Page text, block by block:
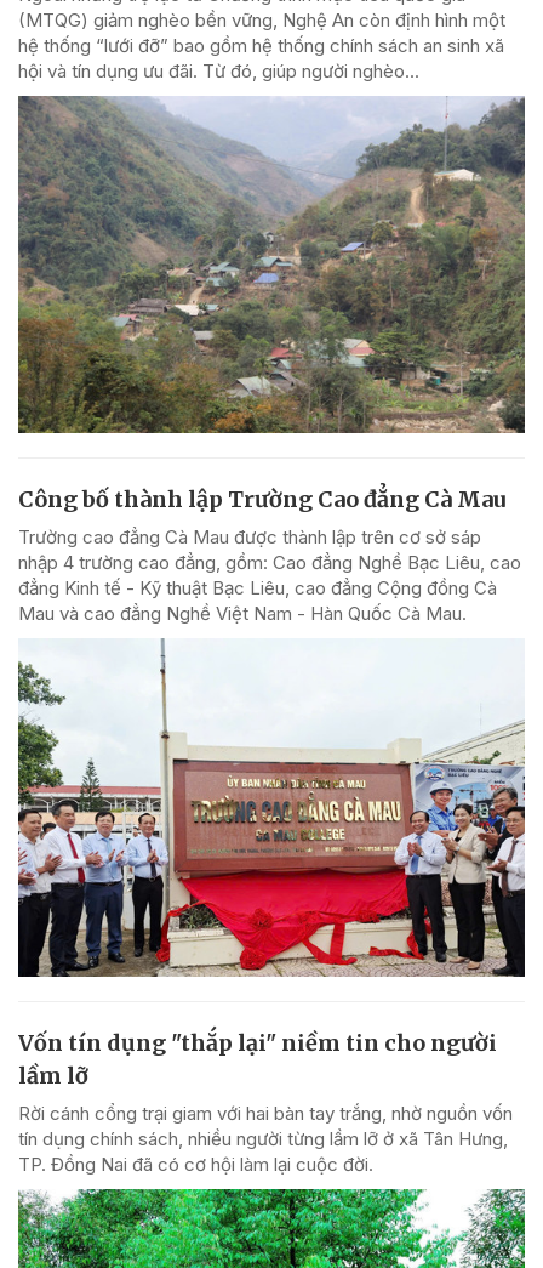
(MTQG) giảm nghèo bền vững, Nghệ An còn định hình một
hệ thống “lưới đỡ” bao gồm hệ thống chính sách an sinh xã
hội và tín dụng ưu đãi. Từ đó, giúp người nghèo...
Công bố thành lập Trường Cao đẳng Cà Mau
Trường cao đẳng Cà Mau được thành lập trên cơ sở sáp
nhập 4 trường cao đẳng, gồm: Cao đẳng Nghề Bạc Liêu, cao
đẳng Kinh tế - Kỹ thuật Bạc Liêu, cao đẳng Cộng đồng Cà
Mau và cao đẳng Nghề Việt Nam - Hàn Quốc Cà Mau.
Vốn tín dụng "thắp lại" niềm tin cho người
lầm lỡ
Rời cánh cổng trại giam với hai bàn tay trắng, nhờ nguồn vốn
tín dụng chính sách, nhiều người từng lầm lỡ ở xã Tân Hưng,
TP. Đồng Nai đã có cơ hội làm lại cuộc đời.